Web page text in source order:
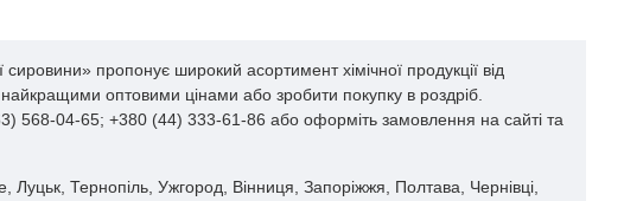
пропонує широкий асортимент хімічної продукції від
оптовими цінами або зробити покупку в роздріб.
568-04-65; +380 (44) 333-61-86 або оформіть замовлення на сайті та
Луцьк, Тернопіль, Ужгород, Вінниця, Запоріжжя, Полтава, Чернівці,